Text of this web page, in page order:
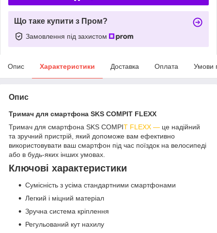
Що таке купити з Пром?
Замовлення під захистом
Опис Характеристики Доставка Оплата Умови
Опис
Тримач для смартфона SKS COMPIT FLEXX
Тримач для смартфона SKS COMPIT FLEXX — це надійний
та зручний пристрій, який допоможе вам ефективно
використовувати ваш смартфон під час поїздок на велосипеді
або в будь-яких інших умовах.
Ключові характеристики
Сумісність з усіма стандартними смартфонами
Легкий і міцний матеріал
Зручна система кріплення
Регульований кут нахилу